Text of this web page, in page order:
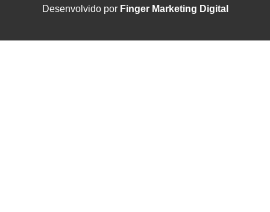
Desenvolvido por Finger Marketing Digital